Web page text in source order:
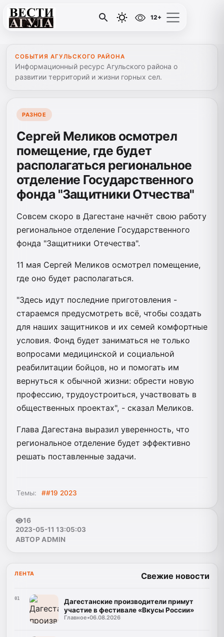
12+
СОБЫТИЯ АГУЛЬСКОГО РАЙОНА
Информационный ресурс Агульского района о
развитии территорий и жизни горных сел.
РАЗНОЕ
Сергей Меликов осмотрел
помещение, где будет
располагаться региональное
отделение Государственного
фонда "Защитники Отчества"
Совсем скоро в Дагестане начнёт свою работу
региональное отделение Государственного
фонда "Защитники Отечества".
11 мая Сергей Меликов осмотрел помещение,
где оно будет располагаться.
"Здесь идут последние приготовления -
стараемся предусмотреть всё, чтобы создать
для наших защитников и их семей комфортные
условия. Фонд будет заниматься не только
вопросами медицинской и социальной
реабилитации бойцов, но и помогать им
вернуться к обычной жизни: обрести новую
профессию, трудоустроиться, участвовать в
общественных проектах", - сказал Меликов.
Глава Дагестана выразил уверенность, что
региональное отделение будет эффективно
решать поставленные задачи.
Темы: ##19 2023
16
2023-05-11 13:05:03
АВТОР ADMIN
ЛЕНТА Свежие новости
01
Дагестанские производители примут
участие в фестивале «Вкусы России»
Главное•06.08.2026